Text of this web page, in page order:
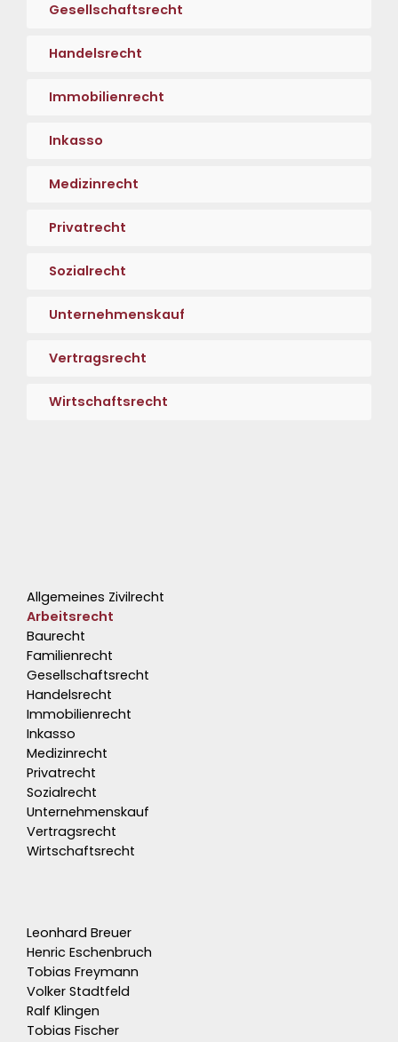
Gesellschaftsrecht
Handelsrecht
Immobilienrecht
Inkasso
Medizinrecht
Privatrecht
Sozialrecht
Unternehmenskauf
Vertragsrecht
Wirtschaftsrecht
Allgemeines Zivilrecht
Arbeitsrecht
Baurecht
Familienrecht
Gesellschaftsrecht
Handelsrecht
Immobilienrecht
Inkasso
Medizinrecht
Privatrecht
Sozialrecht
Unternehmenskauf
Vertragsrecht
Wirtschaftsrecht
Leonhard Breuer
Henric Eschenbruch
Tobias Freymann
Volker Stadtfeld
Ralf Klingen
Tobias Fischer